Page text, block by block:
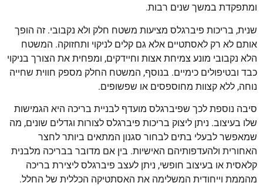
ומתפקדת במשך שנים רבות.
שנית, בריכות פיברגלס מציעות משטח חלק ולא נקבובי. זה הופך
אותם לא רק לאסתטיים אלא גם קלים לניקוי ותחזוקה. המשטח
הלא נקבובי מונע צמיחת אצות וחיידקים, ומפחית את הצורך בניקוי
כבד ובטיפולים כימיים. בנוסף, המשטח החלק מספק חווית שחייה
נוחה, ללא קצוות מחוספסים או שפשופים.
סיבה נוספת לכך שפיברגלס מועדף לבניית בריכה היא הגמישות
שלו בעיצוב. ניתן ליצוק בריכות פיברגלס לצורות וגדלים שונים, מה
שמאפשר לבעלי בתים לבחור סגנון המתאים ביותר לחצר
האחורית ולהעדפותיהם האישיות. בין אם מדובר בבריכה מלבנית
קלאסית או בעיצוב חופשי, ניתן לעצב פיברגלס ליצירת בריכה
מהממת וייחודית המשלימה את האסתטיקה הכללית של החלל.